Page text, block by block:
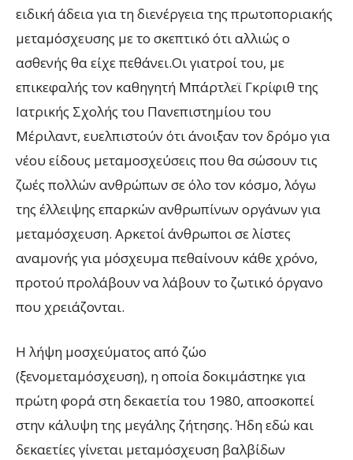
ειδική άδεια για τη διενέργεια της πρωτοποριακής
μεταμόσχευσης με το σκεπτικό ότι αλλιώς ο
ασθενής θα είχε πεθάνει.Οι γιατροί του, με
επικεφαλής τον καθηγητή Μπάρτλεϊ Γκρίφιθ της
Ιατρικής Σχολής του Πανεπιστημίου του
Μέριλαντ, ευελπιστούν ότι άνοιξαν τον δρόμο για
νέου είδους μεταμοσχεύσεις που θα σώσουν τις
ζωές πολλών ανθρώπων σε όλο τον κόσμο, λόγω
της έλλειψης επαρκών ανθρωπίνων οργάνων για
μεταμόσχευση. Αρκετοί άνθρωποι σε λίστες
αναμονής για μόσχευμα πεθαίνουν κάθε χρόνο,
προτού προλάβουν να λάβουν το ζωτικό όργανο
που χρειάζονται.
Η λήψη μοσχεύματος από ζώο
(ξενομεταμόσχευση), η οποία δοκιμάστηκε για
πρώτη φορά στη δεκαετία του 1980, αποσκοπεί
στην κάλυψη της μεγάλης ζήτησης. Ήδη εδώ και
δεκαετίες γίνεται μεταμόσχευση βαλβίδων